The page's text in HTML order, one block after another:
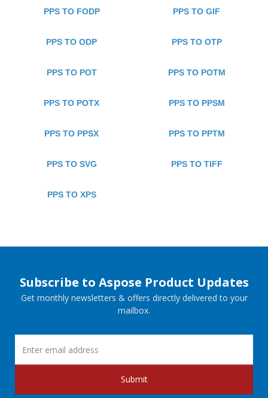
PPS TO FODP PPS TO GIF
PPS TO ODP PPS TO OTP
PPS TO POT PPS TO POTM
PPS TO POTX PPS TO PPSM
PPS TO PPSX PPS TO PPTM
PPS TO SVG PPS TO TIFF
PPS TO XPS
Subscribe to Aspose Product Updates
Get monthly newsletters & offers directly delivered to your
mailbox.
Submit